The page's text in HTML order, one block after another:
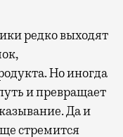
Но иногда
и превращает
Да и
стремится